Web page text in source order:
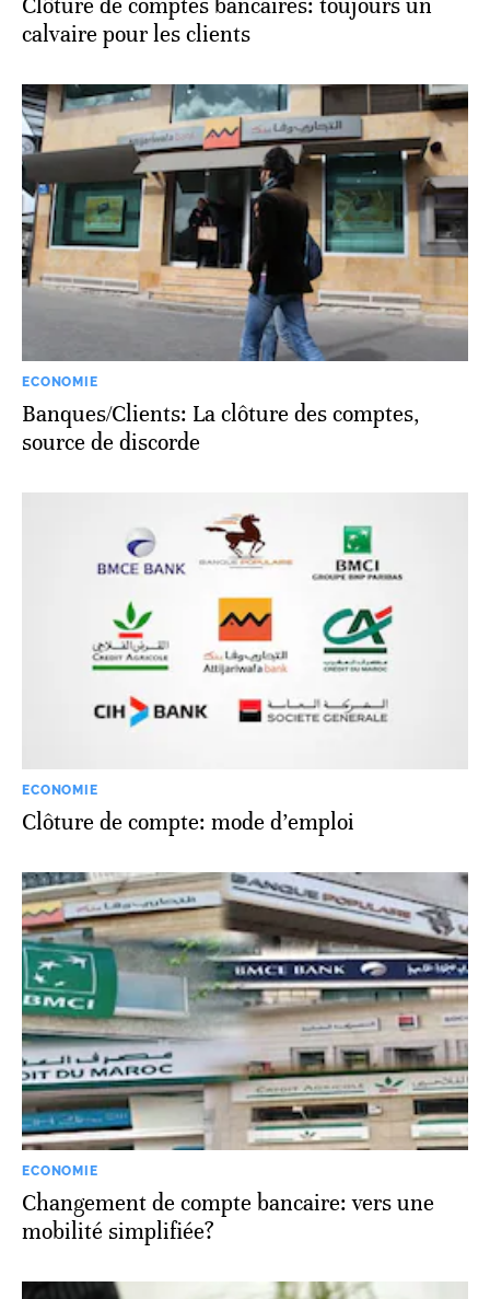
Clôture de comptes bancaires: toujours un
calvaire pour les clients
ECONOMIE
Banques/Clients: La clôture des comptes,
source de discorde
ECONOMIE
Clôture de compte: mode d’emploi
ECONOMIE
Changement de compte bancaire: vers une
mobilité simplifiée?